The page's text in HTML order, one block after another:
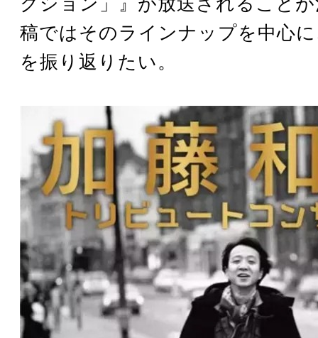
稿ではそのラインナップを中心
を振り返りたい。